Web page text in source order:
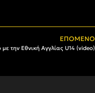
ΕΠΌΜΕΝΟ
την Εθνική Αγγλίας U14 (video)